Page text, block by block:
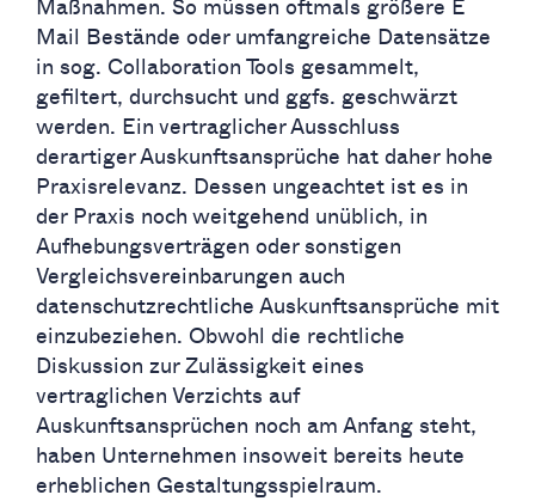
Mail Bestände oder umfangreiche Datensätze
in sog. Collaboration Tools gesammelt,
gefiltert, durchsucht und ggfs. geschwärzt
werden. Ein vertraglicher Ausschluss
derartiger Auskunftsansprüche hat daher hohe
Praxisrelevanz. Dessen ungeachtet ist es in
der Praxis noch weitgehend unüblich, in
Aufhebungsverträgen oder sonstigen
Vergleichsvereinbarungen auch
datenschutzrechtliche Auskunftsansprüche mit
einzubeziehen. Obwohl die rechtliche
Diskussion zur Zulässigkeit eines
vertraglichen Verzichts auf
Auskunftsansprüchen noch am Anfang steht,
haben Unternehmen insoweit bereits heute
erheblichen Gestaltungsspielraum.